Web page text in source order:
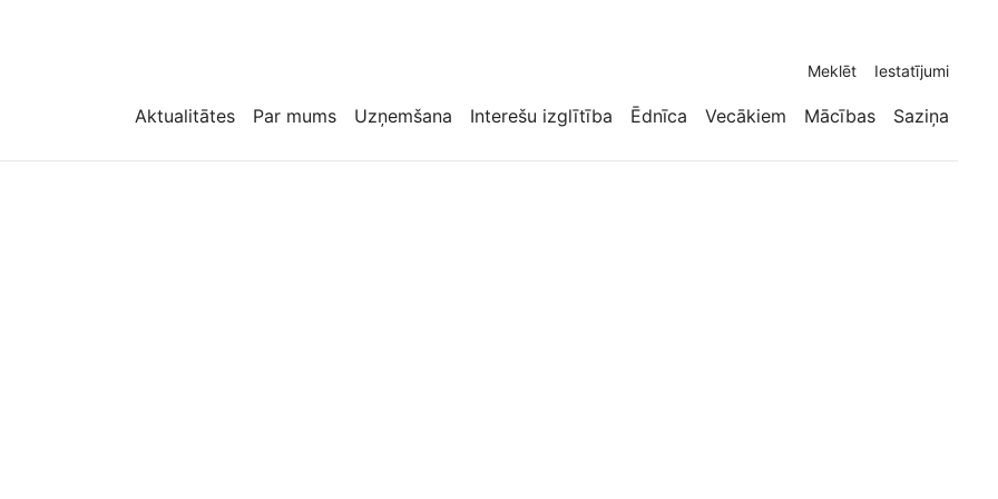
Meklēt Iestatījumi
Aktualitātes Par mums Uzņemšana Interešu izglītība Ēdnīca Vecākiem Mācības Saziņa